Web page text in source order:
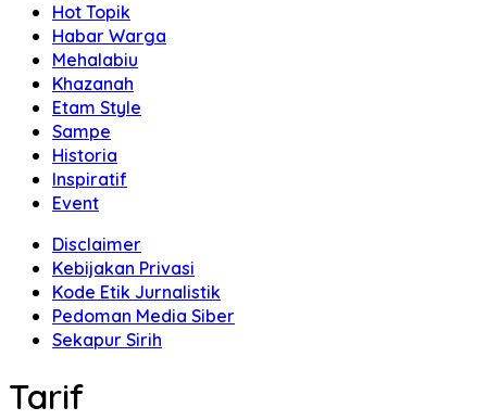
Hot Topik
Habar Warga
Mehalabiu
Khazanah
Etam Style
Sampe
Historia
Inspiratif
Event
Disclaimer
Kebijakan Privasi
Kode Etik Jurnalistik
Pedoman Media Siber
Sekapur Sirih
Tarif